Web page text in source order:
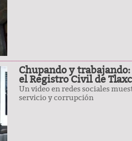
Chupando y
el Registro Civil de
Un video en redes sociales
servicio y corrupción